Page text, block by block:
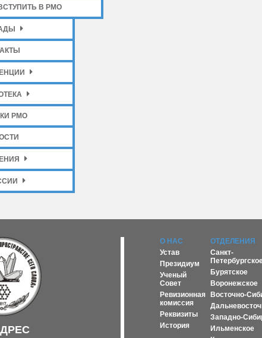
В РМО
РМО
О НАС
Устав
Президиум
Ученый
Совет
Ревизионная
комиссия
Реквизиты
История
ОТДЕЛЕНИЯ
Санкт-
Бурятское
Воронежское
Восточно-
Западно-
Ильменское